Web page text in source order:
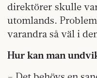
direktörer skulle
utomlands.
varandra så väl i
Hur kan man